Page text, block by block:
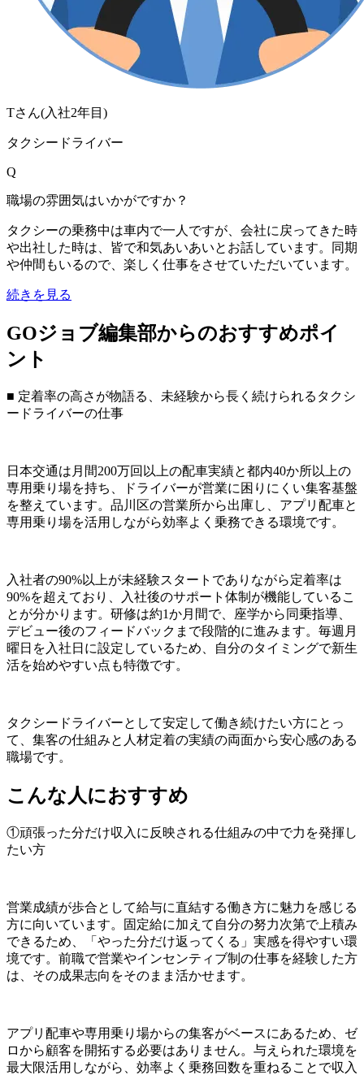
Tさん(入社2年目)
タクシードライバー
Q
職場の雰囲気はいかがですか？
タクシーの乗務中は車内で一人ですが、会社に戻ってきた時
や出社した時は、皆で和気あいあいとお話しています。同期
や仲間もいるので、楽しく仕事をさせていただいています。
続きを見る
GOジョブ編集部からのおすすめポイ
ント
■ 定着率の高さが物語る、未経験から長く続けられるタクシ
ードライバーの仕事
日本交通は月間200万回以上の配車実績と都内40か所以上の
専用乗り場を持ち、ドライバーが営業に困りにくい集客基盤
を整えています。品川区の営業所から出庫し、アプリ配車と
専用乗り場を活用しながら効率よく乗務できる環境です。
入社者の90%以上が未経験スタートでありながら定着率は
90%を超えており、入社後のサポート体制が機能しているこ
とが分かります。研修は約1か月間で、座学から同乗指導、
デビュー後のフィードバックまで段階的に進みます。毎週月
曜日を入社日に設定しているため、自分のタイミングで新生
活を始めやすい点も特徴です。
タクシードライバーとして安定して働き続けたい方にとっ
て、集客の仕組みと人材定着の実績の両面から安心感のある
職場です。
こんな人におすすめ
①頑張った分だけ収入に反映される仕組みの中で力を発揮し
たい方
営業成績が歩合として給与に直結する働き方に魅力を感じる
方に向いています。固定給に加えて自分の努力次第で上積み
できるため、「やった分だけ返ってくる」実感を得やすい環
境です。前職で営業やインセンティブ制の仕事を経験した方
は、その成果志向をそのまま活かせます。
アプリ配車や専用乗り場からの集客がベースにあるため、ゼ
ロから顧客を開拓する必要はありません。与えられた環境を
最大限活用しながら、効率よく乗務回数を重ねることで収入